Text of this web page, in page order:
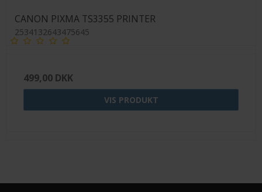
CANON PIXMA TS3355 PRINTER
2534132643475645
499,00 DKK
VIS PRODUKT